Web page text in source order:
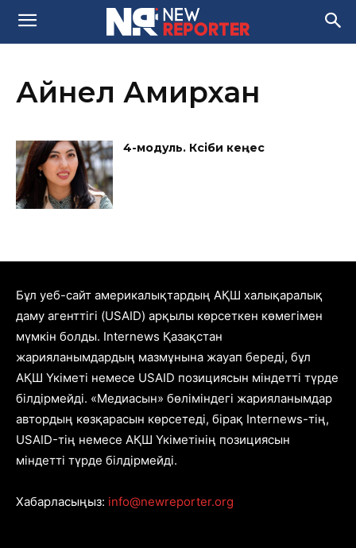
Айнел Амирхан
4-модуль. Кәсіби кеңес
Бұл уеб-сайт америкалықтардың АҚШ халықаралық
даму агенттігі (USAID) арқылы көрсеткен көмегімен
мүмкін болды. Internews Қазақстан
жарияланымдардың мазмұнына жауап береді, бұл
АҚШ Үкіметі немесе USAID позициясын міндетті түрде
білдірмейді. «Медиасын» бөліміндегі жарияланымдар
автордың көзқарасын көрсетеді, бірақ Internews-тің,
USAID-тің немесе АҚШ Үкіметінің позициясын
міндетті түрде білдірмейді.
Хабарласыңыз: info@newreporter.org